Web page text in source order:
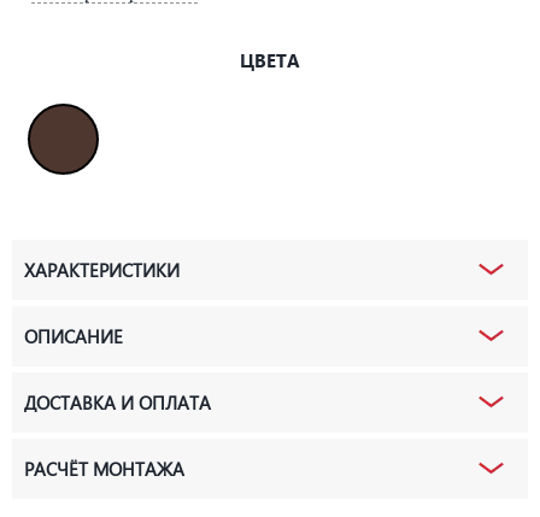
ЦВЕТА
ХАРАКТЕРИСТИКИ
ОПИСАНИЕ
ДОСТАВКА И ОПЛАТА
РАСЧЁТ МОНТАЖА